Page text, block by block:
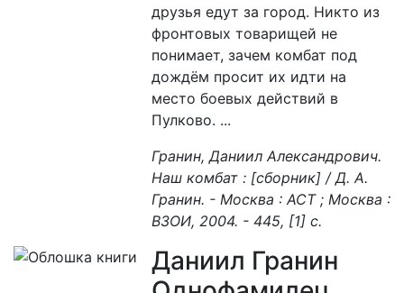
друзья едут за город. Никто из
фронтовых товарищей не
понимает, зачем комбат под
дождём просит их идти на
место боевых действий в
Пулково. ...
Гранин, Даниил Александрович.
Наш комбат : [сборник] / Д. А.
Гранин. - Москва : АСТ ; Москва :
ВЗОИ, 2004. - 445, [1] с.
Даниил Гранин